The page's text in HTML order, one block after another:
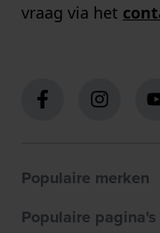
vraag via het
Populaire merken
Populaire pagina's